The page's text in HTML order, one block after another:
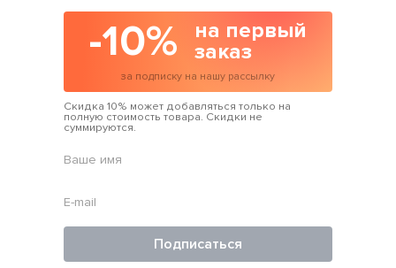
-10%
на первый
заказ
за подписку на нашу рассылку
Скидка 10% может добавляться только на
полную стоимость товара. Скидки не
суммируются.
Подписаться